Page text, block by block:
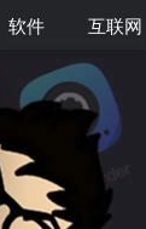
软件 互联网